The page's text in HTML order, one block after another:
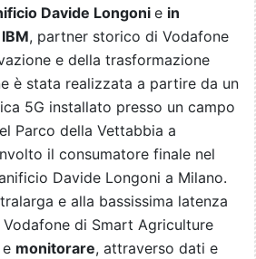
Davide Longoni e in
, partner storico di Vodafone
e della trasformazione
è stata realizzata a partire da un
5G installato presso un campo
Parco della Vettabbia a
il consumatore finale nel
Davide Longoni a Milano.
e alla bassissima latenza
di Smart Agriculture
monitorare, attraverso dati e